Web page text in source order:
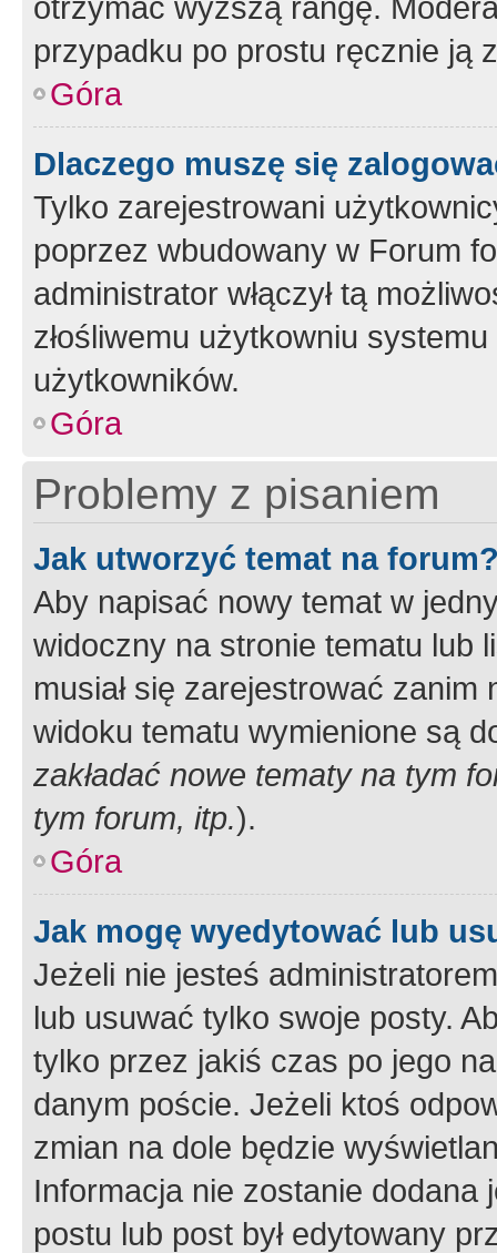
przypadku po prostu ręcznie ją
Góra
Dlaczego muszę się
Tylko zarejestrowani
poprzez wbudowany w Forum
administrator włączył tą
złośliwemu użytkowniu
użytkowników.
Góra
Problemy z pisaniem
Jak utworzyć temat na
Aby napisać nowy temat w
widoczny na stronie tematu lub
musiał się zarejestrować
widoku tematu wymienione są
zakładać nowe tematy na tym
tym forum, itp.).
Góra
Jak mogę wyedytować lub
Jeżeli nie jesteś
lub usuwać tylko swoje posty.
tylko przez jakiś czas po jego
danym poście. Jeżeli ktoś
zmian na dole będzie
Informacja nie zostanie dodana
postu lub post był edytowany